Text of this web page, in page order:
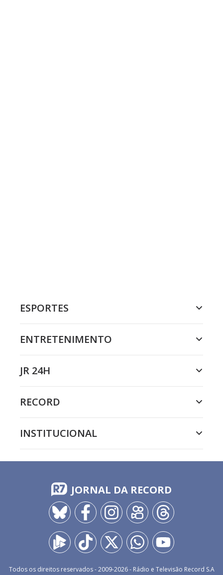
ESPORTES
ENTRETENIMENTO
JR 24H
RECORD
INSTITUCIONAL
JORNAL DA RECORD
Todos os direitos reservados - 2009-2026- Rádio e Televisão Record S.A